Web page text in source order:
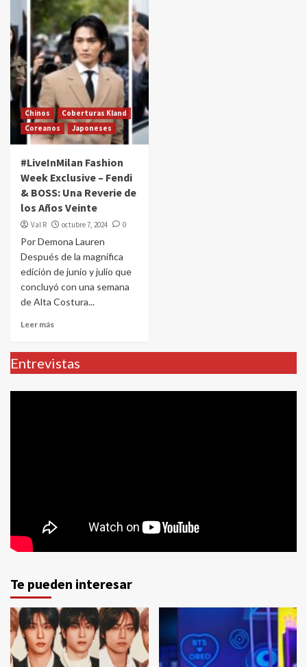
Chinos
Coberturas Kland
Coreanos
Japoneses
#LiveInMilan Fashion
Week Exclusive – Fendi
& BOSS: Una Reverie de
los Años Veinte
Val R octubre 7, 2024 0
Por Demona Lauren
Después de la magnífica
edición de junio y julio que
concluyó con una semana
de Alta Costura...
Leer más
Entrevistas
Te pueden interesar